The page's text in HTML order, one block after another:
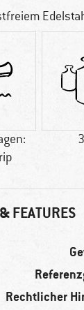
FEATURES
Rechtlicher